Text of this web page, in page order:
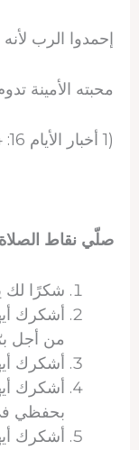
إحمدوا الرب
محبته الأمينة
(1 أخبار الأيام 16: 34)
صلّي نقاط
شكرًا لك
أشكرك
من أجل
أشكرك
أشكرك
بحفظي
أشكرك